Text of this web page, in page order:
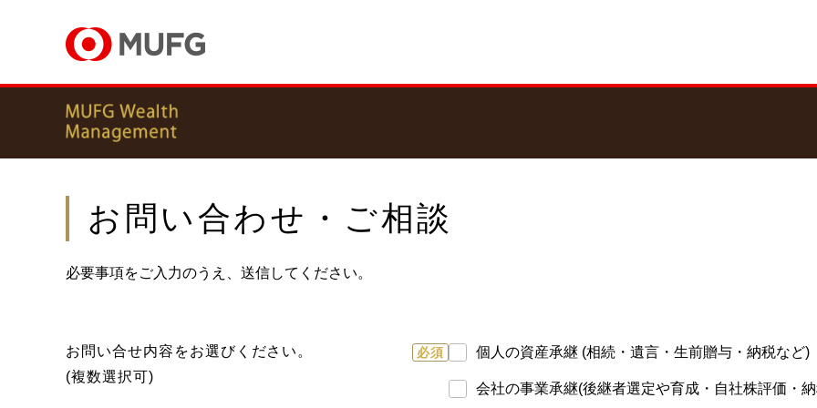
お問い合わせ・ご相談
必要事項をご入力のうえ、送信してください。
お問い合せ内容をお選びください。
(複数選択可)
必須 個人の資産承継 (相続・遺言・生前贈与・納税など)
会社の事業承継(後継者選定や育成・自社株評価・